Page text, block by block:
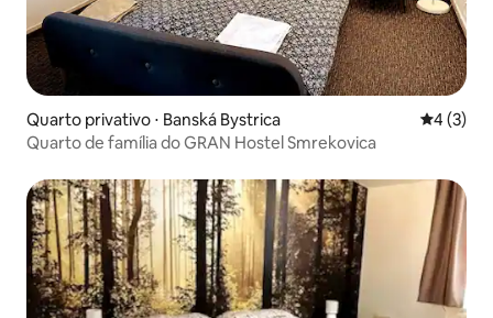
Quarto privativo ⋅ Banská Bystrica 4 de
4 (3)
Quarto de família do GRAN Hostel Smrekovica